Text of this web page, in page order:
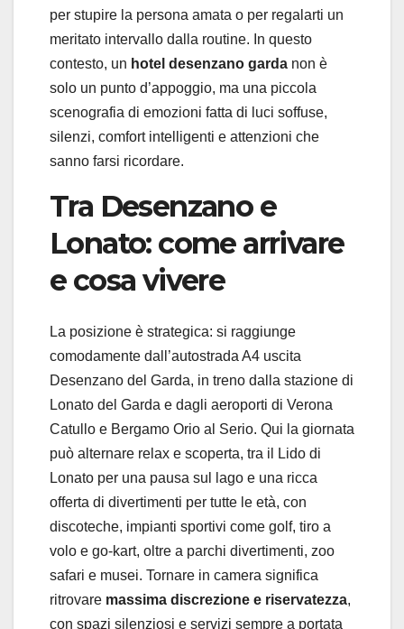
per stupire la persona amata o per regalarti un
meritato intervallo dalla routine. In questo
contesto, un hotel desenzano garda non è
solo un punto d’appoggio, ma una piccola
scenografia di emozioni fatta di luci soffuse,
silenzi, comfort intelligenti e attenzioni che
sanno farsi ricordare.
Tra Desenzano e
Lonato: come arrivare
e cosa vivere
La posizione è strategica: si raggiunge
comodamente dall’autostrada A4 uscita
Desenzano del Garda, in treno dalla stazione di
Lonato del Garda e dagli aeroporti di Verona
Catullo e Bergamo Orio al Serio. Qui la giornata
può alternare relax e scoperta, tra il Lido di
Lonato per una pausa sul lago e una ricca
offerta di divertimenti per tutte le età, con
discoteche, impianti sportivi come golf, tiro a
volo e go-kart, oltre a parchi divertimenti, zoo
safari e musei. Tornare in camera significa
ritrovare massima discrezione e riservatezza,
con spazi silenziosi e servizi sempre a portata